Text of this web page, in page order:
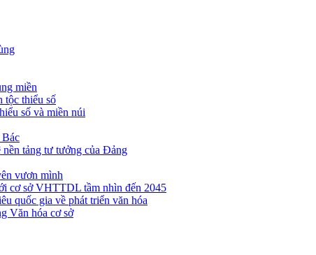
miền
tộc thiểu số
số và miền núi
Bác
tảng tư tưởng của Đảng
vươn mình
cơ sở VHTTDL tầm nhìn đến 2045
quốc gia về phát triển văn hóa
Văn hóa cơ sở